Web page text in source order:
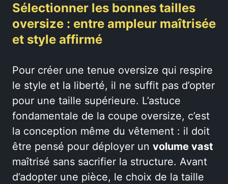
Sélectionner les bonnes tailles
oversize : entre ampleur maîtrisée
et style affirmé
Pour créer une tenue oversize qui respire
le style et la liberté, il ne suffit pas d’opter
pour une taille supérieure. L’astuce
fondamentale de la coupe oversize, c’est
la conception même du vêtement : il doit
être pensé pour déployer un volume vast
maîtrisé sans sacrifier la structure. Avant
d’adopter une pièce, le choix de la taille